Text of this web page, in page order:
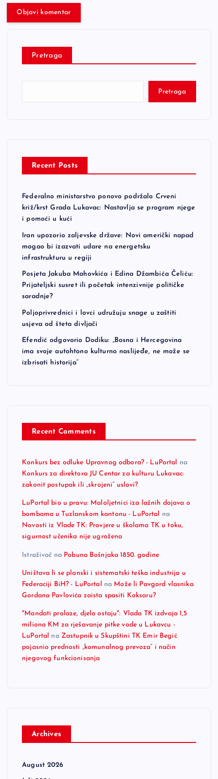
Pretraga
Pretraga
Recent Posts
Federalno ministarstvo ponovo podržalo Crveni
križ/krst Grada Lukavac: Nastavlja se program njege
i pomoći u kući
Iran upozorio zaljevske države: Novi američki napad
mogao bi izazvati udare na energetsku
infrastrukturu u regiji
Posjeta Jakuba Mahovkića i Edina Džambića Čeliću:
Prijateljski susret ili početak intenzivnije političke
saradnje?
Poljoprivrednici i lovci udružuju snage u zaštiti
usjeva od šteta divljači
Efendić odgovorio Dodiku: „Bosna i Hercegovina
ima svoje autohtono kulturno naslijeđe, ne može se
izbrisati historija“
Recent Comments
Konkurs bez odluke Upravnog odbora? - LuPortal na
Konkurs za direktora JU Centar za kulturu Lukavac:
zakonit postupak ili „skrojeni“ uslovi?
LuPortal bio u pravu: Maloljetnici iza lažnih dojava o
bombama u Tuzlanskom kantonu - LuPortal na
Novosti iz Vlade TK: Provjere u školama TK u toku,
sigurnost učenika nije ugrožena
Istraživač na Pobuna Bošnjaka 1850. godine
Uništava li se planski i sistematski teška industrija u
Federaciji BiH? - LuPortal
na Može li Pavgord vlasnika
Gordana Pavlovića zaista spasiti Koksaru?
"Mandati prolaze, djela ostaju": Vlada TK izdvaja 1,5
miliona KM za rješavanje pitke vode u Lukavcu -
LuPortal na Zastupnik u Skupštini TK Emir Begić
pojasnio prednosti „komunalnog prevoza“ i način
njegovog funkcionisanja
Archives
August 2026